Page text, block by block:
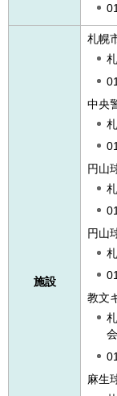
施設
札幌
中央
円山
円山
教文
麻生